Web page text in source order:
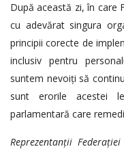
După această zi, în care
cu adevărat singura
principii corecte de
inclusiv pentru
suntem nevoiți să
sunt erorile acestei
parlamentară care
Reprezentanții